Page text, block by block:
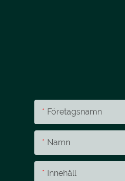
Företagsnamn
Namn
Innehåll